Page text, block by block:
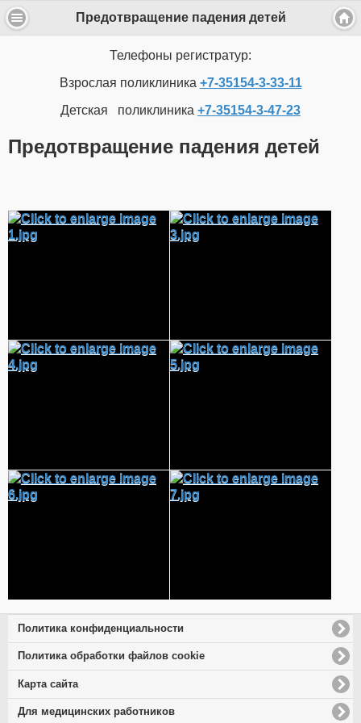
Предотвращение падения детей
Телефоны регистратур:
Взрослая поликлиника +7-35154-3-33-11
Детская поликлиника +7-35154-3-47-23
Предотвращение падения детей
Политика конфиденциальности
Политика обработки файлов cookie
Карта сайта
Для медицинских работников